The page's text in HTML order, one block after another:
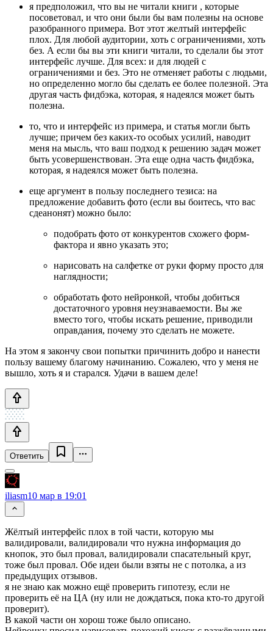
я предположил, что вы не читали книги , которые
посоветовал, и что они были бы вам полезны на основе
разобранного примера. Вот этот желтый интерфейс
плох. Для любой аудитории, хоть с ограничениями, хоть
без. А если бы вы эти книги читали, то сделали бы этот
интерфейс лучше. Для всех: и для людей с
ограничениями и без. Это не отменяет работы с людьми,
но определенно могло бы сделать ее более полезной. Эта
другая часть фидбэка, которая, я надеялся может быть
полезна.
то, что и интерфейс из примера, и статья могли быть
лучше; причем без каких-то особых усилий, наводит
меня на мысль, что ваш подход к решению задач может
быть усовершенствован. Эта еще одна часть фидбэка,
которая, я надеялся может быть полезна.
еще аргумент в пользу последнего тезиса: на
предложение добавить фото (если вы боитесь, что вас
сдеанонят) можно было:
подобрать фото от конкурентов схожего форм-
фактора и явно указать это;
нарисовать на салфетке от руки форму просто для
наглядности;
обработать фото нейронкой, чтобы добиться
достаточного уровня неузнаваемости. Вы же
вместо того, чтобы искать решение, приводили
оправдания, почему это сделать не можете.
На этом я закончу свои попытки причинить добро и нанести
пользу вашему благому начинанию. Сожалею, что у меня не
вышло, хоть я и старался. Удачи в вашем деле!
Ответить
iliasm10 мар в 19:01
Жёлтый интерфейс плох в той части, которую мы
валидировали, валидировали что нужна информация до
кнопок, это был провал, валидировали спасательный круг,
тоже был провал. Обе идеи были взяты не с потолка, а из
предыдущих отзывов.
я не знаю как можно ещё проверить гипотезу, если не
проверить её на ЦА (ну или не дождаться, пока кто-то другой
проверит).
В какой части он хорош тоже было описано.